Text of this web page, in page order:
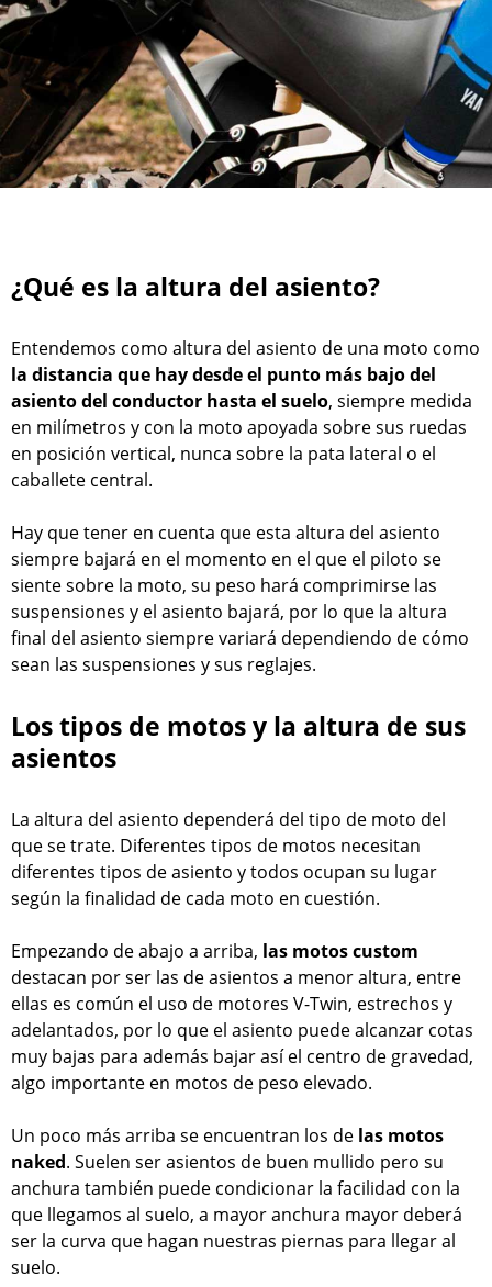
¿Qué es la altura del asiento?
Entendemos como altura del asiento de una moto como
la distancia que hay desde el punto más bajo del
asiento del conductor hasta el suelo, siempre medida
en milímetros y con la moto apoyada sobre sus ruedas
en posición vertical, nunca sobre la pata lateral o el
caballete central.
Hay que tener en cuenta que esta altura del asiento
siempre bajará en el momento en el que el piloto se
siente sobre la moto, su peso hará comprimirse las
suspensiones y el asiento bajará, por lo que la altura
final del asiento siempre variará dependiendo de cómo
sean las suspensiones y sus reglajes.
Los tipos de motos y la altura de sus
asientos
La altura del asiento dependerá del tipo de moto del
que se trate. Diferentes tipos de motos necesitan
diferentes tipos de asiento y todos ocupan su lugar
según la finalidad de cada moto en cuestión.
Empezando de abajo a arriba, las motos custom
destacan por ser las de asientos a menor altura, entre
ellas es común el uso de motores V-Twin, estrechos y
adelantados, por lo que el asiento puede alcanzar cotas
muy bajas para además bajar así el centro de gravedad,
algo importante en motos de peso elevado.
Un poco más arriba se encuentran los de las motos
naked. Suelen ser asientos de buen mullido pero su
anchura también puede condicionar la facilidad con la
que llegamos al suelo, a mayor anchura mayor deberá
ser la curva que hagan nuestras piernas para llegar al
suelo.